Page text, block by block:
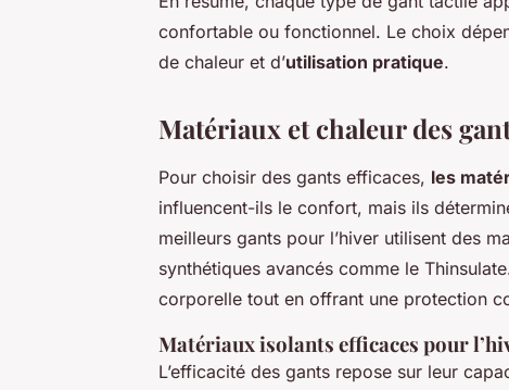
confortable ou fonctionnel. Le choix
de chaleur et d’utilisation pratique.
Matériaux et chaleur des
Pour choisir des gants efficaces, les
influencent-ils le confort, mais ils
meilleurs gants pour l’hiver utilisent des
synthétiques avancés comme le
corporelle tout en offrant une protection
Matériaux isolants efficaces pour
L’efficacité des gants repose sur leur